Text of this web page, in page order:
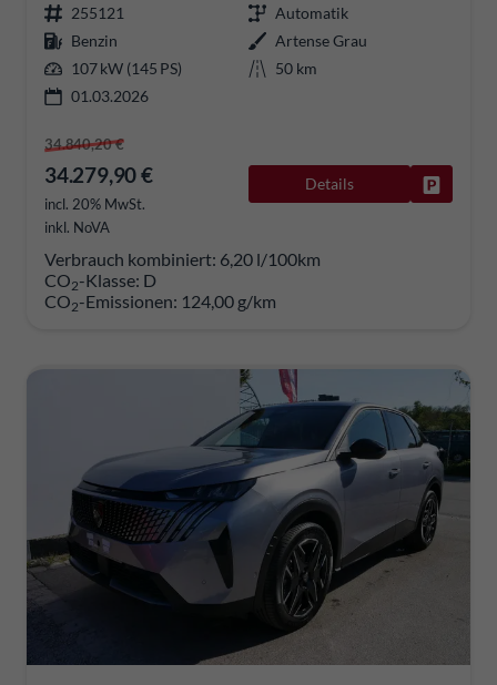
255121
Automatik
Benzin
Artense Grau
107 kW (145 PS)
50 km
01.03.2026
34.840,20 €
34.279,90 €
incl. 20% MwSt.
inkl. NoVA
Details
Verbrauch kombiniert: 6,20 l/100km
CO2-Klasse: D
CO2-Emissionen: 124,00 g/km